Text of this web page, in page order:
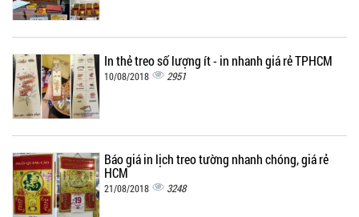
In thẻ treo số lượng ít - in nhanh giá rẻ TPHCM
10/08/2018 2951
Báo giá in lịch treo tường nhanh chóng, giá rẻ
HCM
21/08/2018 3248